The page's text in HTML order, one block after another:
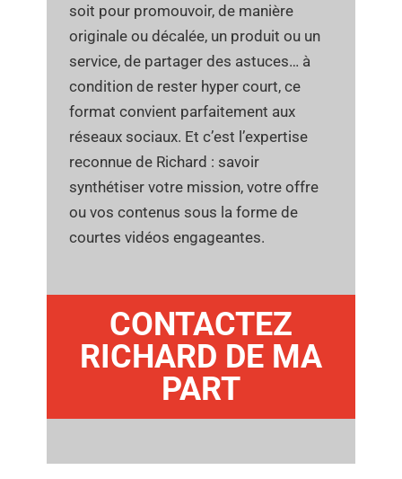
soit pour promouvoir, de manière
originale ou décalée, un produit ou un
service, de partager des astuces… à
condition de rester hyper court, ce
format convient parfaitement aux
réseaux sociaux. Et c’est l’expertise
reconnue de Richard : savoir
synthétiser votre mission, votre offre
ou vos contenus sous la forme de
courtes vidéos engageantes.
CONTACTEZ
RICHARD DE MA
PART